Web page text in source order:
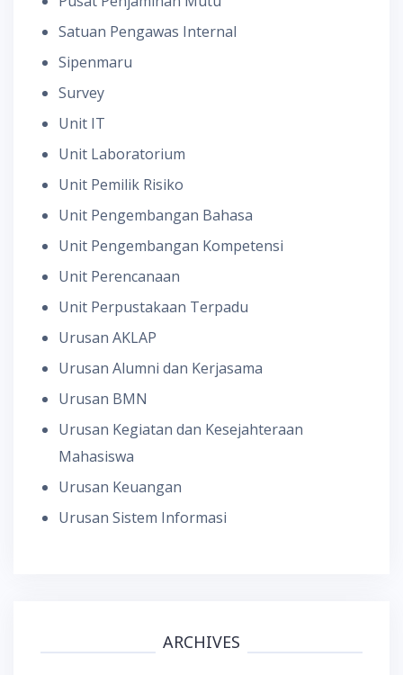
Satuan Pengawas Internal
Sipenmaru
Survey
Unit IT
Unit Laboratorium
Unit Pemilik Risiko
Unit Pengembangan Bahasa
Unit Pengembangan Kompetensi
Unit Perencanaan
Unit Perpustakaan Terpadu
Urusan AKLAP
Urusan Alumni dan Kerjasama
Urusan BMN
Urusan Kegiatan dan Kesejahteraan
Mahasiswa
Urusan Keuangan
Urusan Sistem Informasi
ARCHIVES